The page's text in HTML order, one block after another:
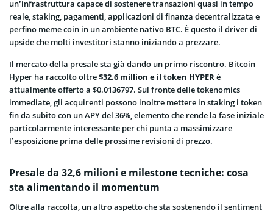
un’infrastruttura capace di sostenere transazioni quasi in tempo
reale, staking, pagamenti, applicazioni di finanza decentralizzata e
perfino meme coin in un ambiente nativo BTC. È questo il driver di
upside che molti investitori stanno iniziando a prezzare.
Il mercato della presale sta già dando un primo riscontro. Bitcoin
Hyper ha raccolto oltre$32.6 million e il token HYPERè
attualmente offerto a $0.0136797. Sul fronte delle tokenomics
immediate, gli acquirenti possono inoltre mettere in staking i token
fin da subito con un APY del 36%, elemento che rende la fase iniziale
particolarmente interessante per chi punta a massimizzare
l’esposizione prima delle prossime revisioni di prezzo.
Presale da 32,6 milioni e milestone tecniche: cosa
sta alimentando il momentum
Oltre alla raccolta, un altro aspetto che sta sostenendo il sentiment